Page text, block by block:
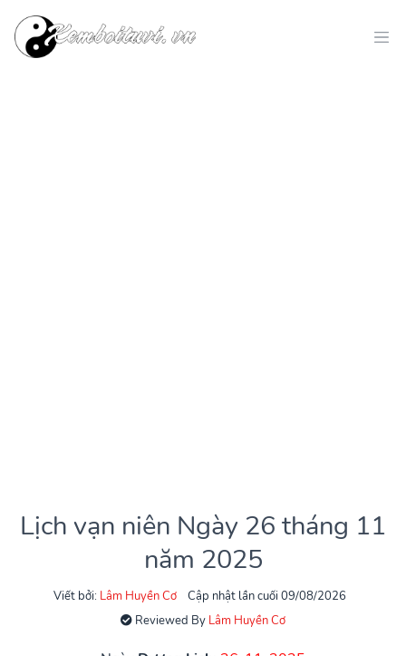
Lịch vạn niên Ngày 26 tháng 11
năm 2025
Viết bởi: Lâm Huyền Cơ
Cập nhật lần cuối 09/08/2026
Reviewed By Lâm Huyền Cơ